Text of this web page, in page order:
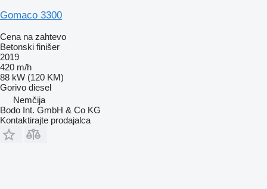
Gomaco 3300
Cena na zahtevo
Betonski finišer
2019
420 m/h
88 kW (120 KM)
Gorivo diesel
Nemčija
Bodo Int. GmbH & Co KG
Kontaktirajte prodajalca